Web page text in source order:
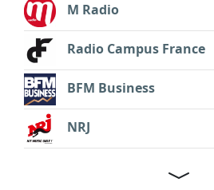
M Radio
Radio Campus France
BFM Business
NRJ